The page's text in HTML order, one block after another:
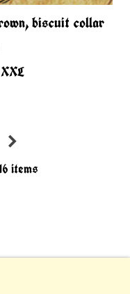
biscuit collar
XXL
items